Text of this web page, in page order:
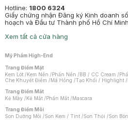
Hotline: 1800 6324
Giấy chứng nhận Đăng ký Kinh doanh
hoạch và Đầu tư Thành phố Hồ Chí
Xem tất cả cửa hàng
Mỹ Phẩm High-End
Trang Điểm Mặt
Kem Lót /Kem Nền /Phấn Nền /BB / CC Cream /
Che Khuyết Điểm /Má Hồng /Tạo Khối / Highlight /
Trang Điểm Mắt
Kẻ Mày /Kẻ Mắt /Phấn Mắt /Mascara
Trang Điểm Môi
Son Dưỡng Môi /Son Kem / Tint /Son Thỏi /Son